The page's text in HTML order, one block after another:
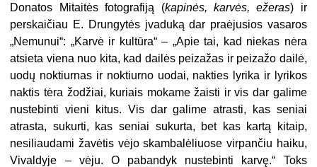
Donatos Mitaitės fotografiją (kapinės, karvės, ežeras) ir
perskaičiau E. Drungytės įvaduką dar praėjusios vasaros
„Nemunui“: „Karvė ir kultūra“ – „Apie tai, kad niekas nėra
atsieta viena nuo kita, kad dailės peizažas ir peizažo dailė,
uodų noktiurnas ir noktiurno uodai, nakties lyrika ir lyrikos
naktis tėra žodžiai, kuriais mokame žaisti ir vis dar galime
nustebinti vieni kitus. Vis dar galime atrasti, kas seniai
atrasta, sukurti, kas seniai sukurta, bet kas kartą kitaip,
nesiliaudami žavėtis vėjo skambalėliuose virpančiu haiku,
Vivaldyje – vėju. O pabandyk nustebinti karvę.“ Toks